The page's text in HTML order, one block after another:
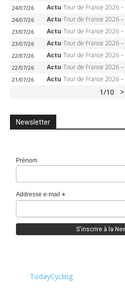
24/07/26 Actu Tour de France 2026 – Tadej Pogacar dompte l’Alpe
24/07/26 Actu Tour de France 2026 – Étape 19 : Pogacar
23/07/26 Actu Tour de France 2026 – Carapaz en solitaire à Orcières-
23/07/26 Actu Tour de France 2026 – Étape 18 : Qui domptera Orcières-
22/07/26 Actu Tour de France 2026 – Philipsen débloque son compteur à
22/07/26 Actu Tour de France 2026 – Étape 17 : Pedersen
21/07/26 Actu Tour de France 2026 – Evenepoel écrase le chrono
1/10 >
Newsletter
Prénom
Addresse e-mail*
TodayCycling